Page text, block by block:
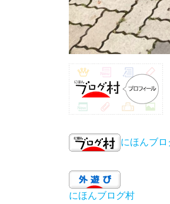
にほんブ
にほんブログ村